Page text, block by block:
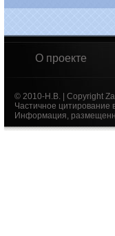
О проекте
© 2010-Н.В. | Copyright
Частичное цитирование
Информация,